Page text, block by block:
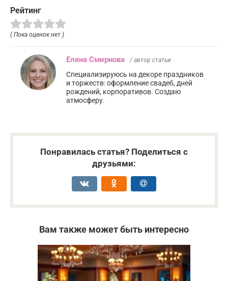
Рейтинг
( Пока оценок нет )
Елена Смирнова / автор статьи
Специализируюсь на декоре праздников
и торжеств: оформление свадеб, дней
рождений, корпоративов. Создаю
атмосферу.
Понравилась статья? Поделиться с
друзьями:
Вам также может быть интересно